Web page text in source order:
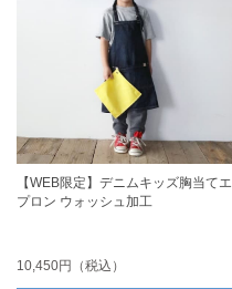
【WEB限定】デニムキッズ胸当てエ
プロン ウォッシュ加工
10,450円（税込）